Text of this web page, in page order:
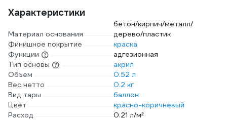
Характеристики
Материал основания
бетон/кирпич/металл/
дерево/пластик
Финишное покрытие
краска
Функции
адгезионная
Тип основы
акрил
Объем
0.52 л
Вес нетто
0.2 кг
Вид тары
баллон
Цвет
красно-коричневый
Расход
0.21 л/м²